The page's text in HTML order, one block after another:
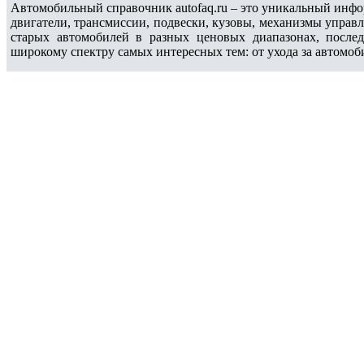
Автомобильный справочник autofaq.ru – это уникальный
двигатели, трансмиссии, подвески, кузовы, механизмы
старых автомобилей в разных ценовых диапазонах,
широкому спектру самых интересных тем: от ухода за